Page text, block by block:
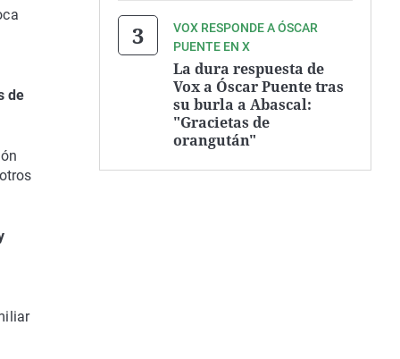
de
VOX RESPONDE A ÓSCAR
PUENTE EN X
La dura respuesta de
Vox a Óscar Puente tras
su burla a Abascal:
"Gracietas de
orangután"